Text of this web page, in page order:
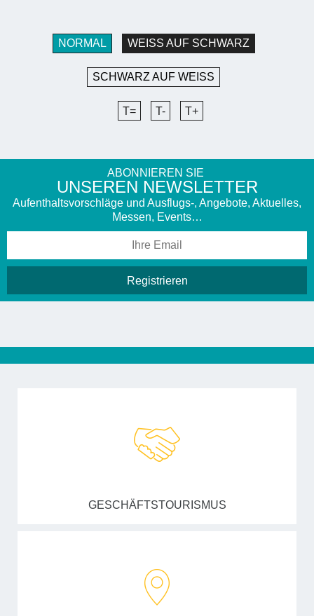
NORMAL WEISS AUF SCHWARZ
SCHWARZ AUF WEISS
T= T- T+
ABONNIEREN SIE
UNSEREN NEWSLETTER
Aufenthaltsvorschläge und Ausflugs-, Angebote, Aktuelles,
Messen, Events…
GESCHÄFTSTOURISMUS